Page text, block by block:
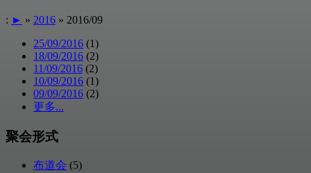
: ► » 2016 » 2016/09
25/09/2016 (1)
18/09/2016 (2)
11/09/2016 (2)
10/09/2016 (1)
09/09/2016 (2)
更多...
聚会形式
布道会 (5)